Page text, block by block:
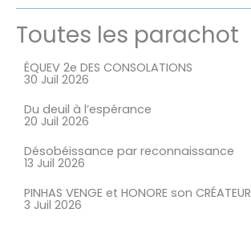
Toutes les parachot
ÉQUEV 2e DES CONSOLATIONS
30 Juil 2026
Du deuil à l’espérance
20 Juil 2026
Désobéissance par reconnaissance
13 Juil 2026
PINHAS VENGE et HONORE son CRÉATEUR
3 Juil 2026